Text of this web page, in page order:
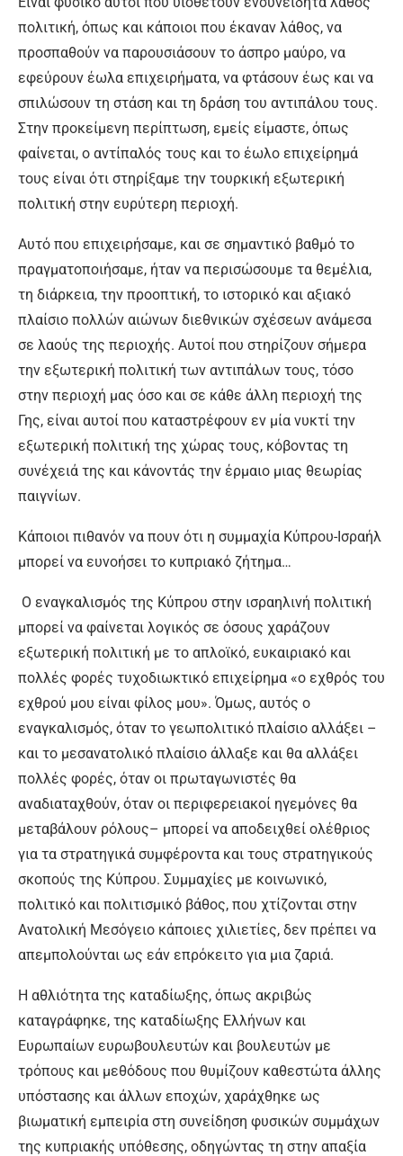
πολιτική, όπως και κάποιοι που έκαναν λάθος, να
προσπαθούν να παρουσιάσουν το άσπρο μαύρο, να
εφεύρουν έωλα επιχειρήματα, να φτάσουν έως και να
σπιλώσουν τη στάση και τη δράση του αντιπάλου τους.
Στην προκείμενη περίπτωση, εμείς είμαστε, όπως
φαίνεται, ο αντίπαλός τους και το έωλο επιχείρημά
τους είναι ότι στηρίξαμε την τουρκική εξωτερική
πολιτική στην ευρύτερη περιοχή.
Αυτό που επιχειρήσαμε, και σε σημαντικό βαθμό το
πραγματοποιήσαμε, ήταν να περισώσουμε τα θεμέλια,
τη διάρκεια, την προοπτική, το ιστορικό και αξιακό
πλαίσιο πολλών αιώνων διεθνικών σχέσεων ανάμεσα
σε λαούς της περιοχής. Αυτοί που στηρίζουν σήμερα
την εξωτερική πολιτική των αντιπάλων τους, τόσο
στην περιοχή μας όσο και σε κάθε άλλη περιοχή της
Γης, είναι αυτοί που καταστρέφουν εν μία νυκτί την
εξωτερική πολιτική της χώρας τους, κόβοντας τη
συνέχειά της και κάνοντάς την έρμαιο μιας θεωρίας
παιγνίων.
Κάποιοι πιθανόν να πουν ότι η συμμαχία Κύπρου-Ισραήλ
μπορεί να ευνοήσει το κυπριακό ζήτημα…
Ο εναγκαλισμός της Κύπρου στην ισραηλινή πολιτική
μπορεί να φαίνεται λογικός σε όσους χαράζουν
εξωτερική πολιτική με το απλοϊκό, ευκαιριακό και
πολλές φορές τυχοδιωκτικό επιχείρημα «ο εχθρός του
εχθρού μου είναι φίλος μου». Όμως, αυτός ο
εναγκαλισμός, όταν το γεωπολιτικό πλαίσιο αλλάξει –
και το μεσανατολικό πλαίσιο άλλαξε και θα αλλάξει
πολλές φορές, όταν οι πρωταγωνιστές θα
αναδιαταχθούν, όταν οι περιφερειακοί ηγεμόνες θα
μεταβάλουν ρόλους– μπορεί να αποδειχθεί ολέθριος
για τα στρατηγικά συμφέροντα και τους στρατηγικούς
σκοπούς της Κύπρου. Συμμαχίες με κοινωνικό,
πολιτικό και πολιτισμικό βάθος, που χτίζονται στην
Ανατολική Μεσόγειο κάποιες χιλιετίες, δεν πρέπει να
απεμπολούνται ως εάν επρόκειτο για μια ζαριά.
Η αθλιότητα της καταδίωξης, όπως ακριβώς
καταγράφηκε, της καταδίωξης Ελλήνων και
Ευρωπαίων ευρωβουλευτών και βουλευτών με
τρόπους και μεθόδους που θυμίζουν καθεστώτα άλλης
υπόστασης και άλλων εποχών, χαράχθηκε ως
βιωματική εμπειρία στη συνείδηση φυσικών συμμάχων
της κυπριακής υπόθεσης, οδηγώντας τη στην απαξία